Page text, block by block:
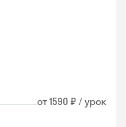
от 1590 ₽ / урок